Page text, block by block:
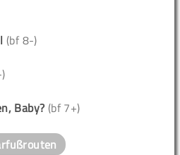
(bf 8-)
Baby? (bf 7+)